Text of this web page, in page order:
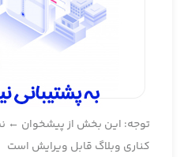
توجه: این بخش از پیشخوان ←
کناری وبلاگ قابل ویرایش است